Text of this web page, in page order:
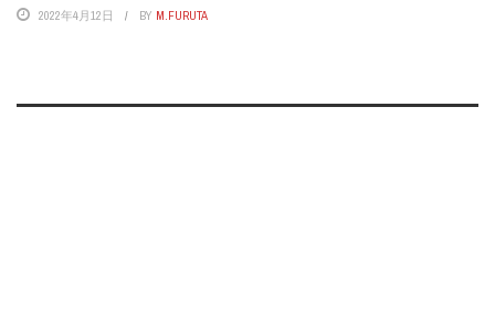
2022年4月12日 BY M.FURUTA